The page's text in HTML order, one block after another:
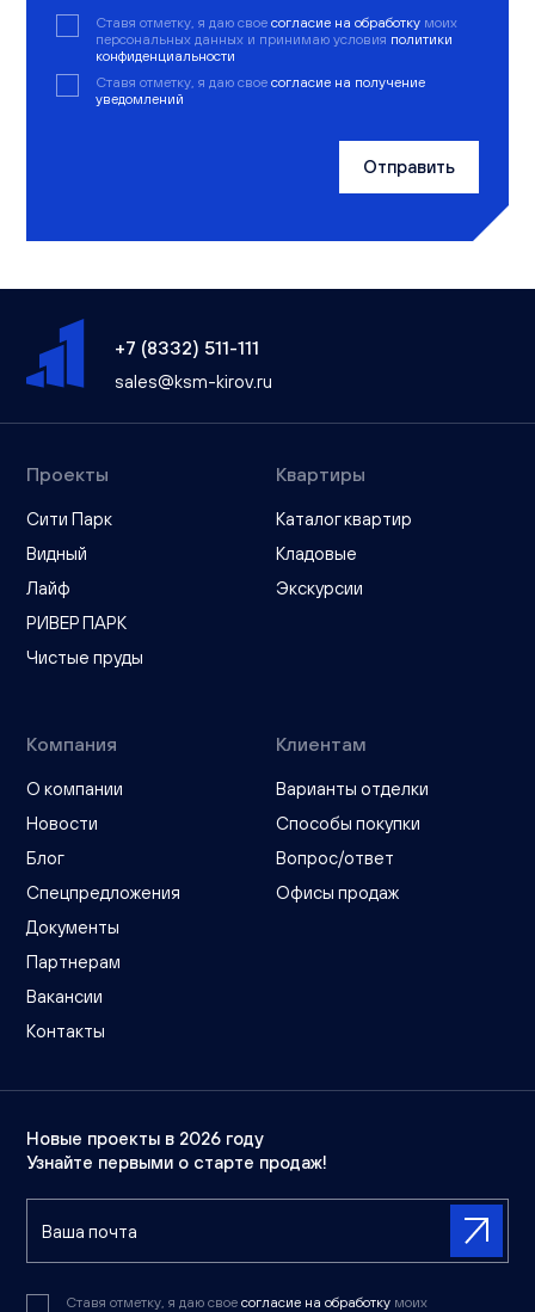
Ставя отметку, я даю свое согласие на обработку моих
персональных данных и принимаю условия политики
конфиденциальности
Ставя отметку, я даю свое согласие на получение
уведомлений
Отправить
+7 (8332) 511-111
sales@ksm-kirov.ru
Проекты
Сити Парк
Видный
Лайф
РИВЕР ПАРК
Чистые пруды
Квартиры
Каталог квартир
Кладовые
Экскурсии
Компания
О компании
Новости
Блог
Спецпредложения
Документы
Партнерам
Вакансии
Контакты
Клиентам
Варианты отделки
Способы покупки
Вопрос/ответ
Офисы продаж
Новые проекты в 2026 году
Узнайте первыми о старте продаж!
Ставя отметку, я даю свое согласие на обработку моих